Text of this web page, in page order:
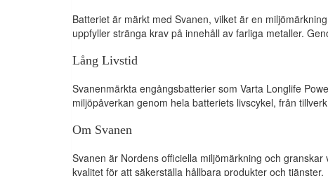
Batteriet är märkt med Svanen, vilket är en
uppfyller stränga krav på innehåll av farliga metaller.
Lång Livstid
Svanenmärkta engångsbatterier som Varta Longlife
miljöpåverkan genom hela batteriets livscykel, från
Om Svanen
Svanen är Nordens officiella miljömärkning och
kvalitet för att säkerställa hållbara produkter och tjänster.